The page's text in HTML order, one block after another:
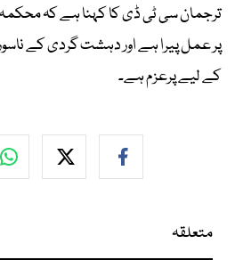
ترجمان سی ٹی ڈی کا کہنا ہے کہ
پر عمل پیرا ہے اور دہشت گردی کے
کے لیے پرعزم ہے۔
متعلقہ